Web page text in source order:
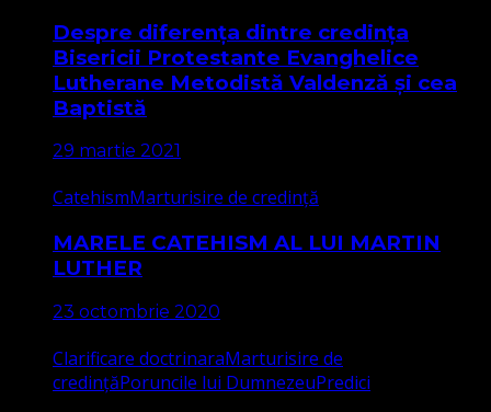
Despre diferența dintre credința
Bisericii Protestante Evanghelice
Lutherane Metodistă Valdenză și cea
Baptistă
29 martie 2021
CatehismMarturisire de credință
MARELE CATEHISM AL LUI MARTIN
LUTHER
23 octombrie 2020
Clarificare doctrinaraMarturisire de
credințăPoruncile lui DumnezeuPredici